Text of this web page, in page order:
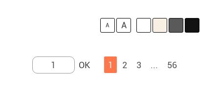
A A
1 2 3 ... 56